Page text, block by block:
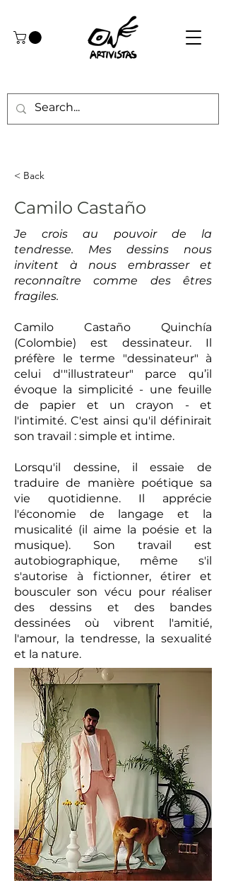
< Back
Camilo Castaño
Je crois au pouvoir de la
tendresse. Mes dessins nous
invitent à nous embrasser et
reconnaître comme des êtres
fragiles.
Camilo Castaño Quinchía
(Colombie) est dessinateur. Il
préfère le terme "dessinateur" à
celui d'"illustrateur" parce qu’il
évoque la simplicité - une feuille
de papier et un crayon - et
l'intimité. C'est ainsi qu'il définirait
son travail : simple et intime.
Lorsqu'il dessine, il essaie de
traduire de manière poétique sa
vie quotidienne. Il apprécie
l'économie de langage et la
musicalité (il aime la poésie et la
musique). Son travail est
autobiographique, même s'il
s'autorise à fictionner, étirer et
bousculer son vécu pour réaliser
des dessins et des bandes
dessinées où vibrent l'amitié,
l'amour, la tendresse, la sexualité
et la nature.